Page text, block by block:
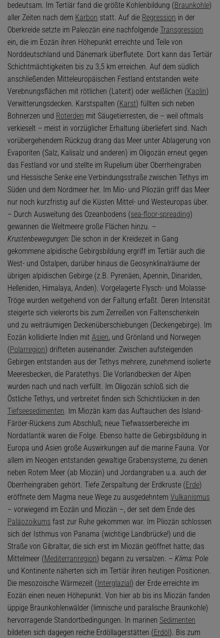
bedeutsam. Im Tertiär fand die größte Kohlenbildung (Braunkohle)
aller Zeiten nach dem Karbon statt. Auf die Regression in der
Oberkreide setzte im Paleozän eine nachfolgende Transgression
ein, die im Eozän ihren Höhepunkt erreichte und Teile von
Norddeutschland und Dänemark überflutete. Dort kann das Tertiär
Schichtmächtigkeiten bis zu 3,5 km erreichen. Auf dem südlich
anschließenden Mitteleuropäischen Festland entstanden weite
Verebnungsflächen mit rötlichen (Laterit) oder weißlichen (Kaolin)
Verwitterungsdecken. Karstspalten (Karst) füllten sich neben
Bohnerzen und Roterden mit Säugetierresten, die – weil oftmals
verkieselt – meist in vorzüglicher Erhaltung überliefert sind. Nach
vorübergehendem Rückzug drang das Meer unter Ablagerung von
Evaporiten (Salz, Kalisalz und anderen) im Oligozän erneut gegen
das Festland vor und stellte im Rupelium über Oberrheingraben
und Hessische Senke eine Verbindungsstraße zwischen Tethys im
Süden und dem Nordmeer her. Im Mio- und Pliozän griff das Meer
nur noch kurzfristig auf die Küsten Mittel- und Westeuropas über.
– Durch Ausweitung des Ozeanbodens (sea-floor-spreading)
gewannen die Weltmeere große Flächen hinzu. –
Krustenbewegungen: Die schon in der Kreidezeit in Gang
gekommene alpidische Gebirgsbildung ergriff im Tertiär auch die
West- und Ostalpen, darüber hinaus die Geosynklinalräume der
übrigen alpidischen Gebirge (z.B. Pyrenäen, Apennin, Dinariden,
Helleniden, Himalaya, Anden). Vorgelagerte Flysch- und Molasse-
Tröge wurden weitgehend von der Faltung erfaßt. Deren Intensität
steigerte sich vielerorts bis zum Zerreißen von Faltenschenkeln
und zu weiträumigen Deckenüberschiebungen (Deckengebirge). Im
Eozän kollidierte Indien mit Asien, und Grönland und Norwegen
(Polarregion) drifteten auseinander. Zwischen aufsteigenden
Gebirgen entstanden aus der Tethys mehrere, zunehmend isolierte
Meeresbecken, die Paratethys. Die Vorlandbecken der Alpen
wurden nach und nach verfüllt. Im Oligozän schloß sich die
Östliche Tethys, und verbreitet finden sich Schichtlücken in den
Tiefseesedimenten. Im Miozän kam das Auftauchen des Island-
Färöer-Rückens zum Abschluß; neue Tiefwasserbereiche im
Nordatlantik waren die Folge. Ebenso hatte die Gebirgsbildung in
Europa und Asien große Auswirkungen auf die marine Fauna. Vor
allem im Neogen entstanden gewaltige Grabensysteme, zu denen
neben Rotem Meer (ab Miozän) und Jordangraben u.a. auch der
Oberrheingraben gehört. Tiefe Zerspaltung der Erdkruste (Erde)
eröffnete dem Magma neue Wege zu ausgedehntem Vulkanismus
– vorwiegend im Eozän und Miozän –, der seit dem Ende des
Paläozoikums fast zur Ruhe gekommen war. Im Pliozän schlossen
sich der Isthmus von Panama (wichtige Landbrücke!) und die
Straße von Gibraltar, die sich erst im Miozän geöffnet hatte; das
Mittelmeer (Mediterranregion) begann zu versalzen. – Klima: Pole
und Kontinente näherten sich im Tertiär ihren heutigen Positionen.
Die mesozoische Wärmezeit (Interglazial) der Erde erreichte im
Eozän einen neuen Höhepunkt. Von hier ab bis ins Miozän fanden
üppige Braunkohlenwälder (limnische und paralische Braunkohle)
hervorragende Standortbedingungen. In marinen Sedimenten
bildeten sich dagegen reiche Erdöllagerstätten (Erdöl). Bis zum